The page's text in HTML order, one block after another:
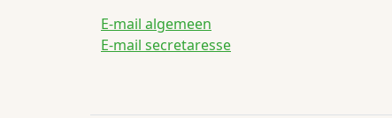
E-mail algemeen
E-mail secretaresse